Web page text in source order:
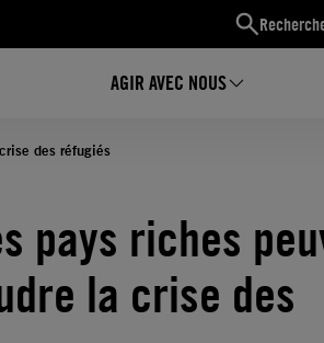
AGIR AVEC NOUS
des réfugiés
pays riches
la crise des